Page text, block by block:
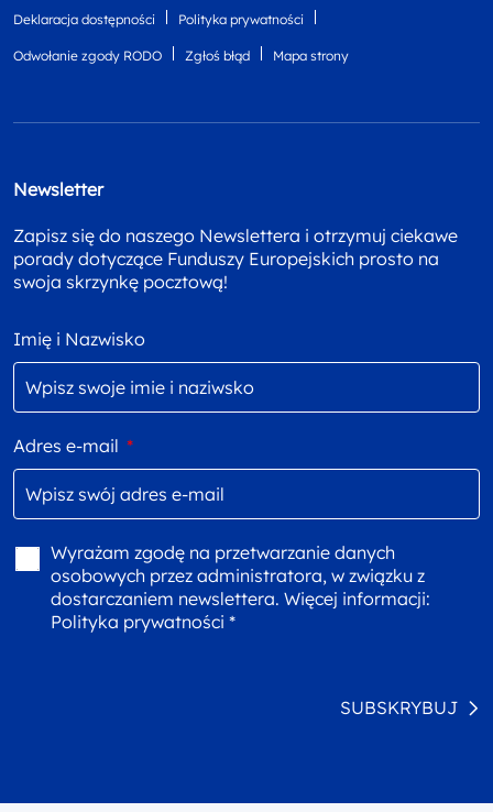
Deklaracja dostępności Polityka prywatności
Odwołanie zgody RODO Zgłoś błąd Mapa strony
Newsletter
Zapisz się do naszego Newslettera i otrzymuj ciekawe
porady dotyczące Funduszy Europejskich prosto na
swoja skrzynkę pocztową!
Imię i Nazwisko
Adres e-mail *
Wyrażam zgodę na przetwarzanie danych
osobowych przez administratora, w związku z
dostarczaniem newslettera. Więcej informacji:
Polityka prywatności *
SUBSKRYBUJ